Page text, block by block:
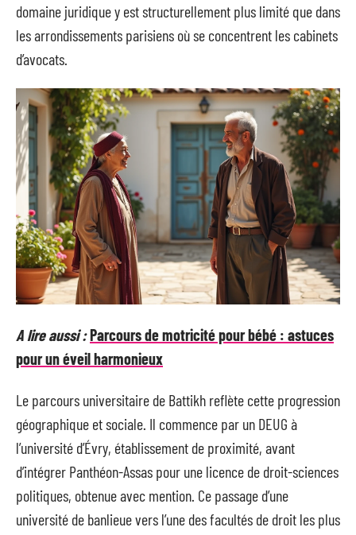
domaine juridique y est structurellement plus limité que dans
les arrondissements parisiens où se concentrent les cabinets
d’avocats.
A lire aussi :Parcours de motricité pour bébé : astuces
pour un éveil harmonieux
Le parcours universitaire de Battikh reflète cette progression
géographique et sociale. Il commence par un DEUG à
l’université d’Évry, établissement de proximité, avant
d’intégrer Panthéon-Assas pour une licence de droit-sciences
politiques, obtenue avec mention. Ce passage d’une
université de banlieue vers l’une des facultés de droit les plus